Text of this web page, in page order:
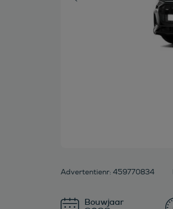
Advertentienr: 459770834
Bouwjaar